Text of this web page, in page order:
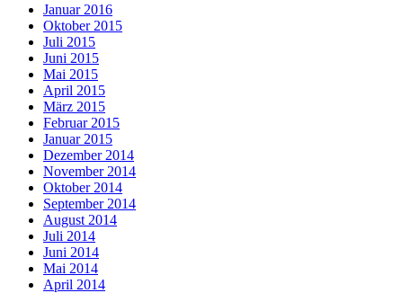
Januar 2016
Oktober 2015
Juli 2015
Juni 2015
Mai 2015
April 2015
März 2015
Februar 2015
Januar 2015
Dezember 2014
November 2014
Oktober 2014
September 2014
August 2014
Juli 2014
Juni 2014
Mai 2014
April 2014